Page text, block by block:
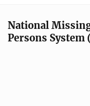
National
Persons System